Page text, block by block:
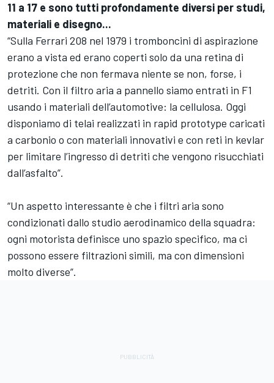
11 a 17 e sono tutti profondamente diversi per studi,
materiali e disegno...
“Sulla Ferrari 208 nel 1979 i tromboncini di aspirazione
erano a vista ed erano coperti solo da una retina di
protezione che non fermava niente se non, forse, i
detriti. Con il filtro aria a pannello siamo entrati in F1
usando i materiali dell’automotive: la cellulosa. Oggi
disponiamo di telai realizzati in rapid prototype caricati
a carbonio o con materiali innovativi e con reti in kevlar
per limitare l’ingresso di detriti che vengono risucchiati
dall’asfalto”.
“Un aspetto interessante è che i filtri aria sono
condizionati dallo studio aerodinamico della squadra:
ogni motorista definisce uno spazio specifico, ma ci
possono essere filtrazioni simili, ma con dimensioni
molto diverse”.